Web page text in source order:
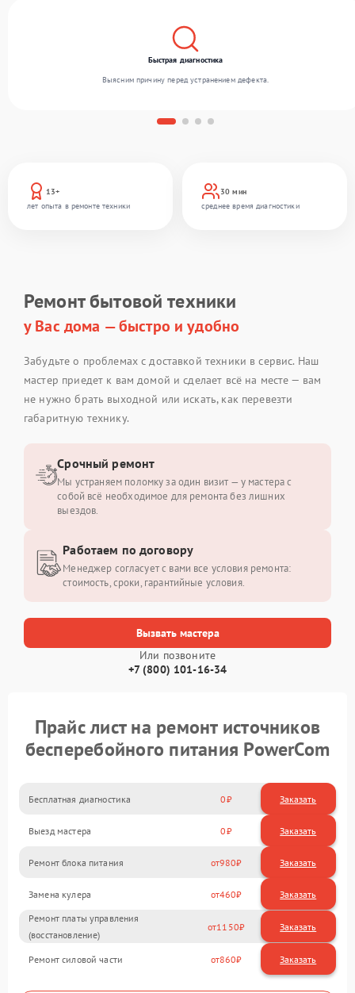
13+
лет опыта в ремонте техники
30 мин
среднее время диагностики
Быстрая диагностика
Выясним причину перед устранением дефекта.
Ремонт бытовой техники
у Вас дома — быстро и удобно
Забудьте о проблемах с доставкой техники в сервис. Наш
мастер приедет к вам домой и сделает всё на месте — вам
не нужно брать выходной или искать, как перевезти
габаритную технику.
Вызвать мастера
Или позвоните
+7 (800) 101-16-34
Срочный ремонт
Мы устраняем поломку за один визит — у мастера с
собой всё необходимое для ремонта без лишних
выездов.
Работаем по договору
Менеджер согласует с вами все условия ремонта:
стоимость, сроки, гарантийные условия.
Прайс лист на ремонт источников
бесперебойного питания PowerCom
Бесплатная диагностика 0 Заказать
Выезд мастера 0 Заказать
Ремонт блока питания 980
Замена кулера 460
Ремонт платы управления
(восстановление)
1150
Ремонт силовой части 860